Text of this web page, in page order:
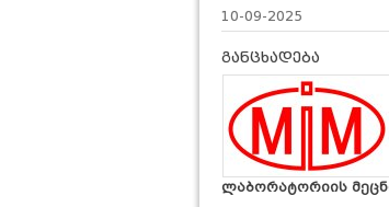
10-09-2025
განცხადება
ლაბორატორიის